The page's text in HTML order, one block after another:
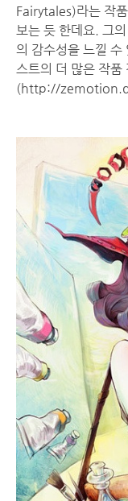
Fairytales)라는 작
보는 듯 한데요. 그
의 감수성을 느낄
스트의 더 많은 작품
(http://